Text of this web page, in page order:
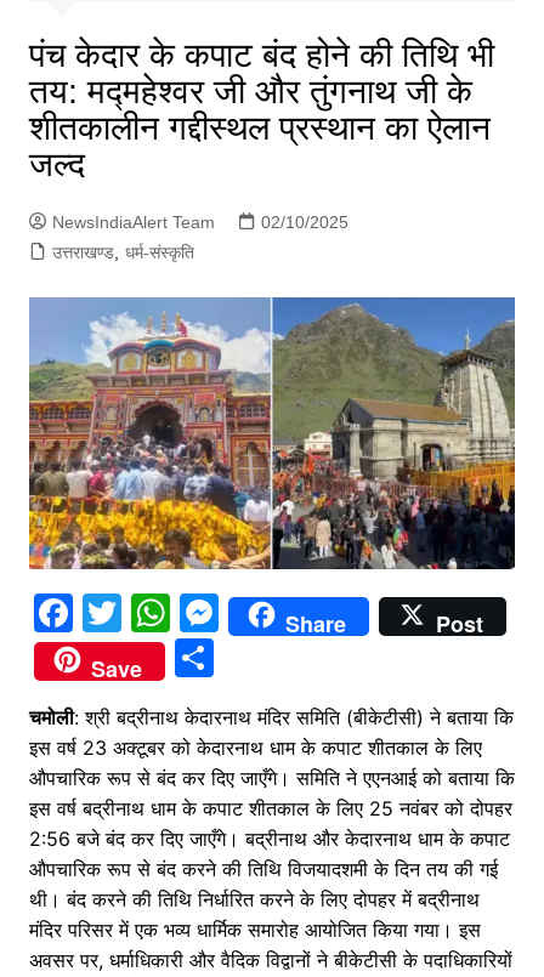
पंच केदार के कपाट बंद होने की तिथि भी
तय: मद्महेश्वर जी और तुंगनाथ जी के
शीतकालीन गद्दीस्थल प्रस्थान का ऐलान
जल्द
NewsIndiaAlert Team
02/10/2025
उत्तराखण्ड, धर्म-संस्कृति
F
a
c
e
b
o
o
k
T
w
itt
er
W
h
at
s
A
p
p
M
e
s
e
n
g
er
Share
Post
Save
S
ar
e
चमोली: श्री बद्रीनाथ केदारनाथ मंदिर समिति (बीकेटीसी) ने बताया कि
इस वर्ष 23 अक्टूबर को केदारनाथ धाम के कपाट शीतकाल के लिए
औपचारिक रूप से बंद कर दिए जाएँगे। समिति ने एएनआई को बताया कि
इस वर्ष बद्रीनाथ धाम के कपाट शीतकाल के लिए 25 नवंबर को दोपहर
2:56 बजे बंद कर दिए जाएँगे। बद्रीनाथ और केदारनाथ धाम के कपाट
औपचारिक रूप से बंद करने की तिथि विजयादशमी के दिन तय की गई
थी। बंद करने की तिथि निर्धारित करने के लिए दोपहर में बद्रीनाथ
मंदिर परिसर में एक भव्य धार्मिक समारोह आयोजित किया गया। इस
अवसर पर, धर्माधिकारी और वैदिक विद्वानों ने बीकेटीसी के पदाधिकारियों